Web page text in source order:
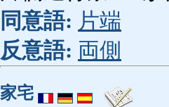
同意語: 片端
反意語: 両側
家宅